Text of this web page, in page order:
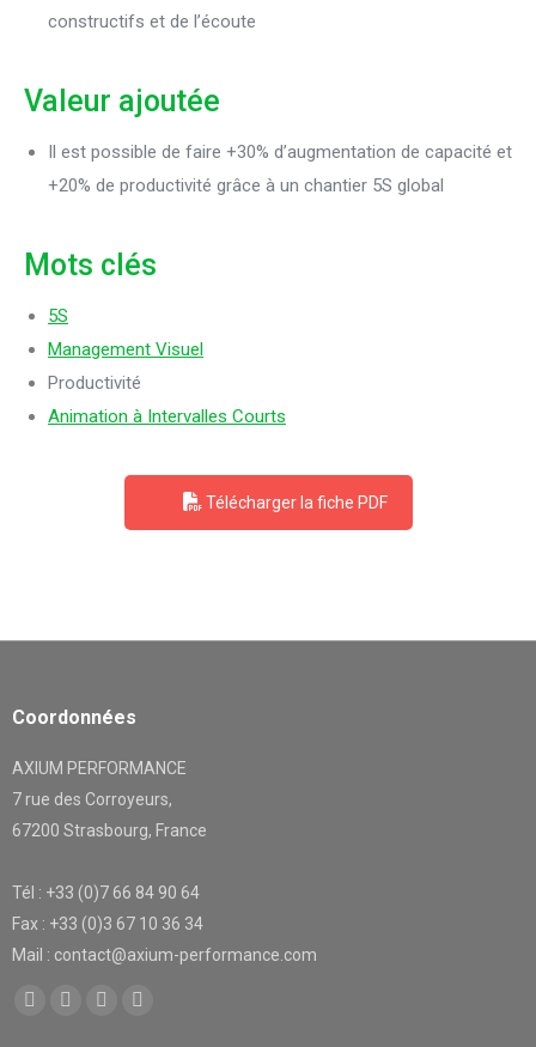
constructifs et de l’écoute
Valeur ajoutée
Il est possible de faire +30% d’augmentation de capacité et
+20% de productivité grâce à un chantier 5S global
Mots clés
5S
Management Visuel
Productivité
Animation à Intervalles Courts
Télécharger la fiche PDF
Coordonnées
AXIUM PERFORMANCE
7 rue des Corroyeurs,
67200 Strasbourg, France
Tél : +33 (0)7 66 84 90 64
Fax : +33 (0)3 67 10 36 34
Mail : contact@axium-performance.com
Trouvez nous sur :